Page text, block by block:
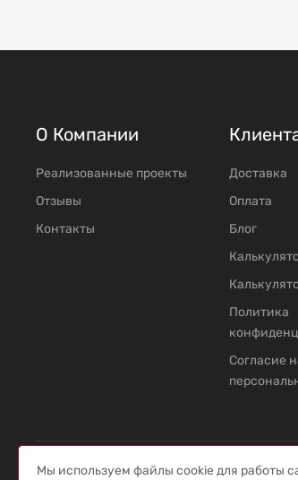
О Компании
Реализованные проекты
Отзывы
Контакты
Доставка
Оплата
Блог
Политика
Согласие
Мы используем файлы cookie для работы